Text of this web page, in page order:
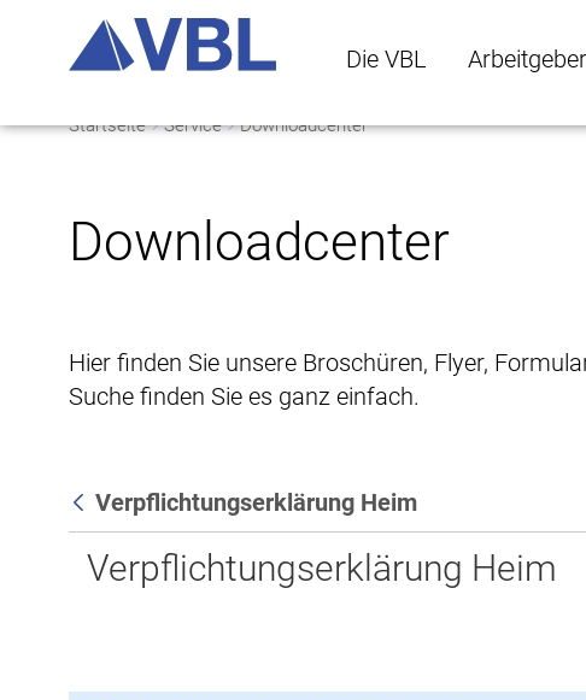
Die VBL Arbeitgeber
Startseite Service Downloadcenter
Downloadcenter
Hier finden Sie unsere Broschüren, Flyer,
Suche finden Sie es ganz einfach.
Zurück
Verpflichtungserklärung Heim
Verpflichtungserklärung Heim